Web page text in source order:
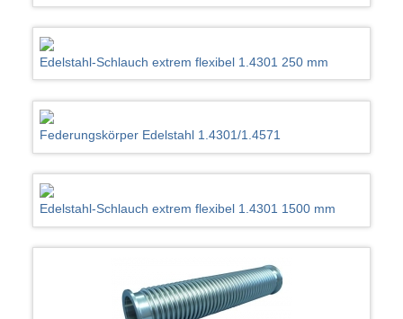
Edelstahl-Schlauch extrem flexibel 1.4301 250 mm
Federungskörper Edelstahl 1.4301/1.4571
Edelstahl-Schlauch extrem flexibel 1.4301 1500 mm